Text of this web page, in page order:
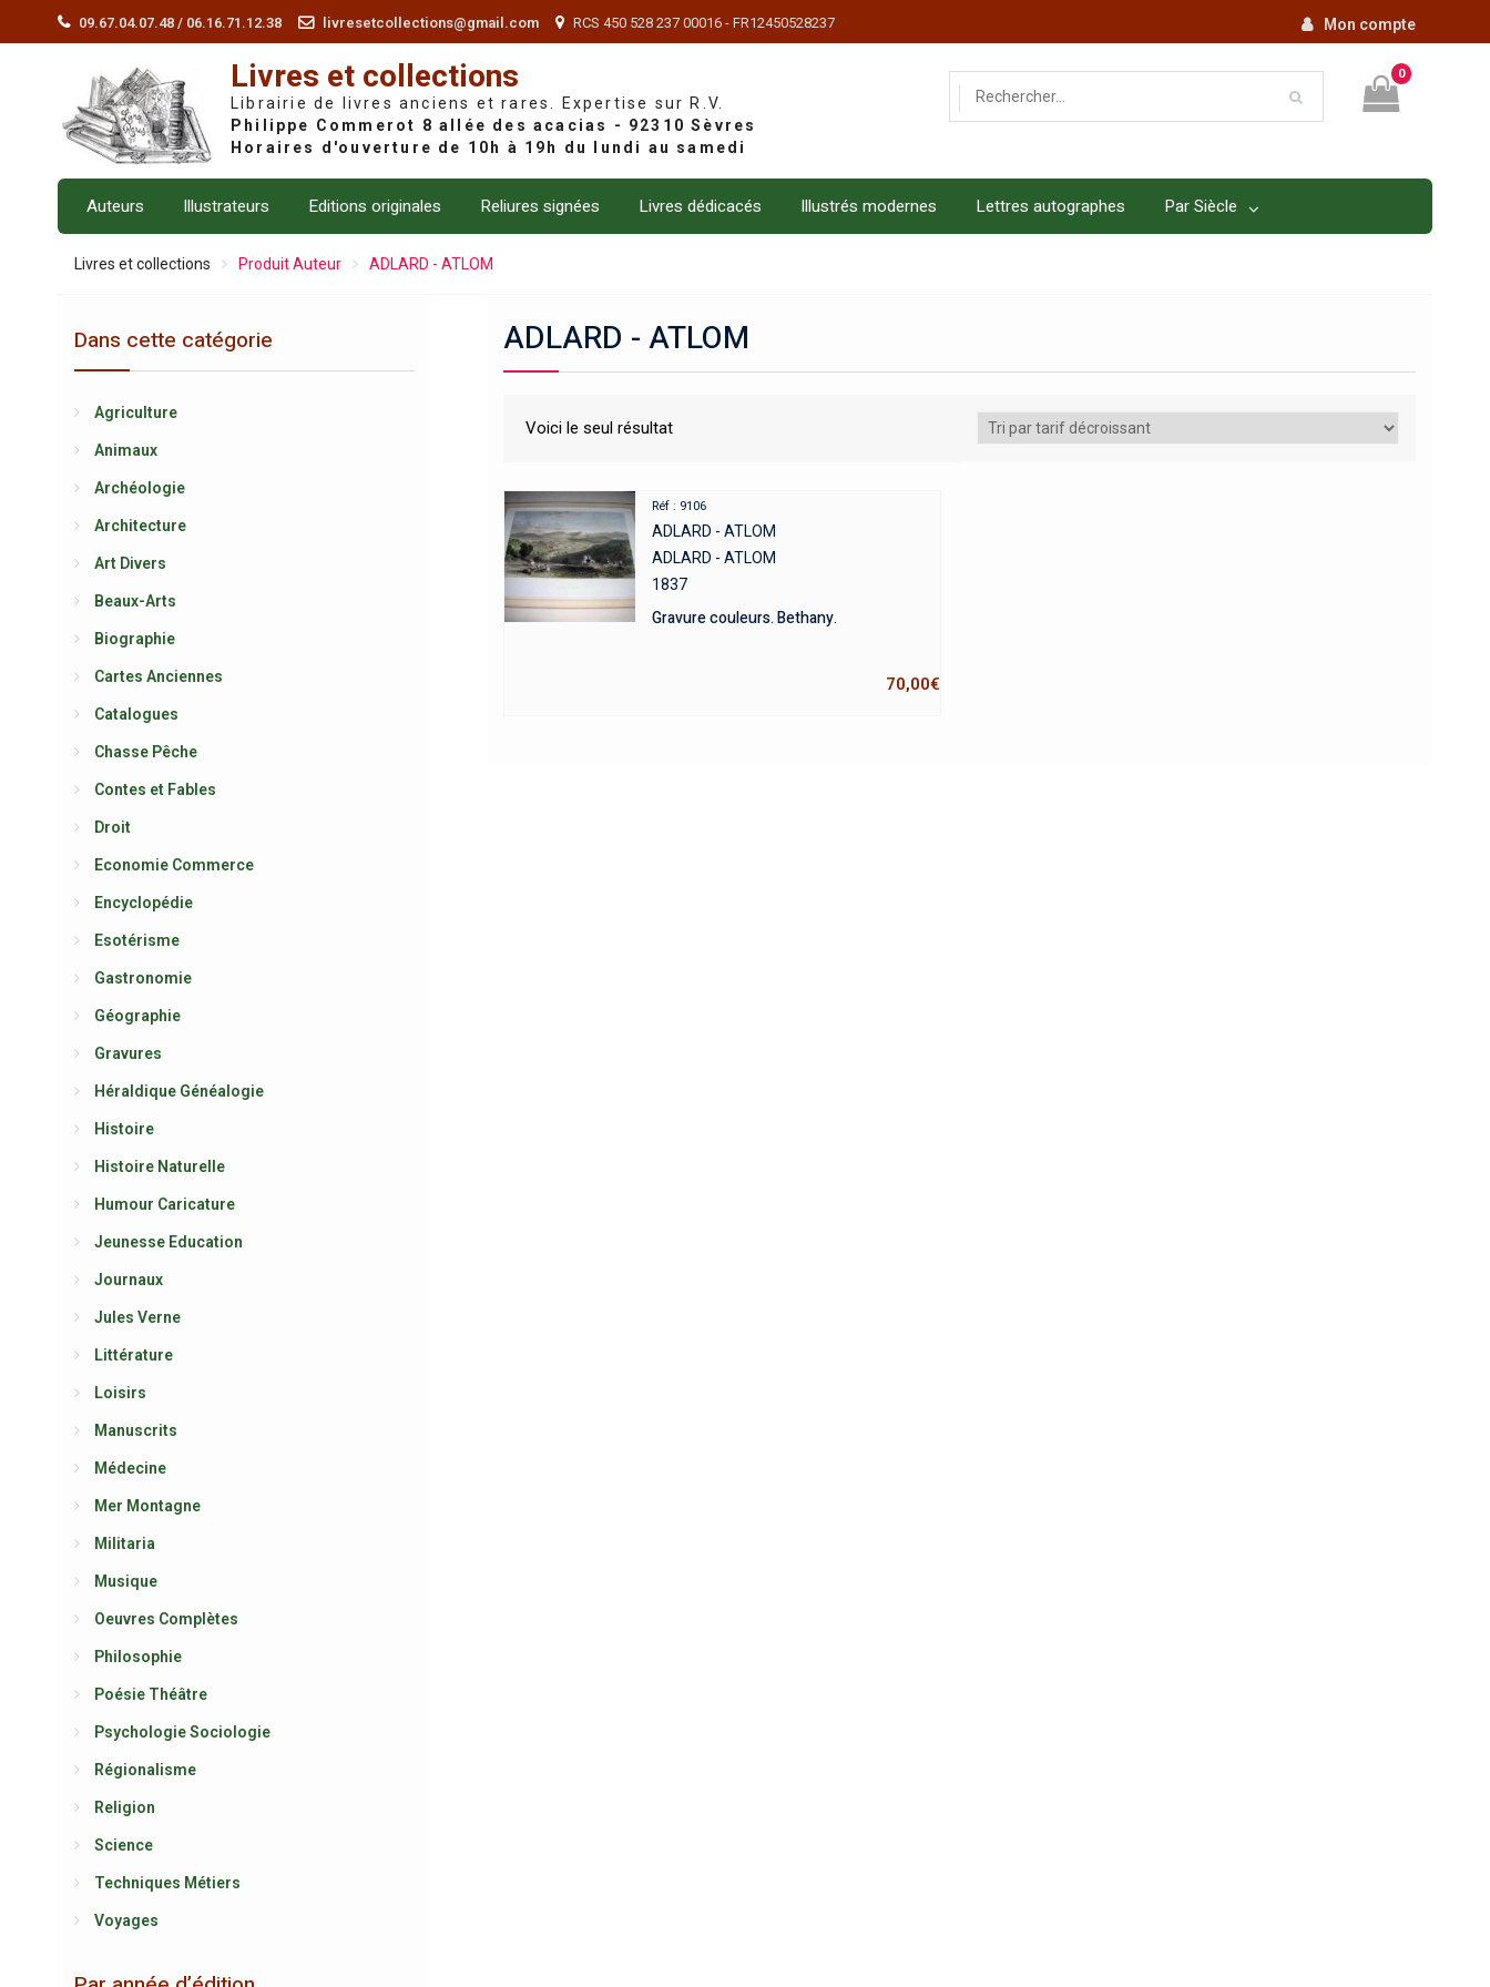
09.67.04.07.48 / 06.16.71.12.38 livresetcollections@gmail.com RCS 450 528 237 00016 - FR12450528237 Mon compte
Livres et collections
Librairie de livres anciens et rares. Expertise sur R.V.
0
Auteurs Illustrateurs Editions originales Reliures signées Livres dédicacés Illustrés modernes Lettres autographes Par Siècle
Livres et collections Produit Auteur ADLARD - ATLOM
ADLARD - ATLOM
Voici le seul résultat
Réf : 9106
ADLARD - ATLOM
ADLARD - ATLOM
1837
Gravure couleurs. Bethany.
70,00€
Dans cette catégorie
Agriculture
Animaux
Archéologie
Architecture
Art Divers
Beaux-Arts
Biographie
Cartes Anciennes
Catalogues
Chasse Pêche
Contes et Fables
Droit
Economie Commerce
Encyclopédie
Esotérisme
Gastronomie
Géographie
Gravures
Héraldique Généalogie
Histoire
Histoire Naturelle
Humour Caricature
Jeunesse Education
Journaux
Jules Verne
Littérature
Loisirs
Manuscrits
Médecine
Mer Montagne
Militaria
Musique
Oeuvres Complètes
Philosophie
Poésie Théâtre
Psychologie Sociologie
Régionalisme
Religion
Science
Techniques Métiers
Voyages